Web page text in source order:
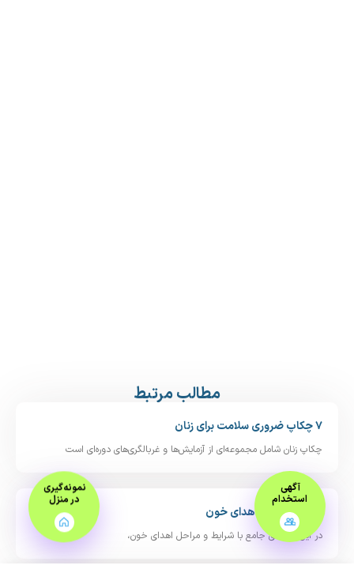
مطالب مرتبط
۷ چکاپ ضروری سلامت برای زنان
چکاپ زنان شامل مجموعه‌ای از آزمایش‌ها و غربالگری‌های دوره‌ای است
راهنمای جامع اهدای خون
در این راهنمای جامع با شرایط و مراحل اهدای خون،
نمونه‌گیری
در منزل
آگهی
استخدام